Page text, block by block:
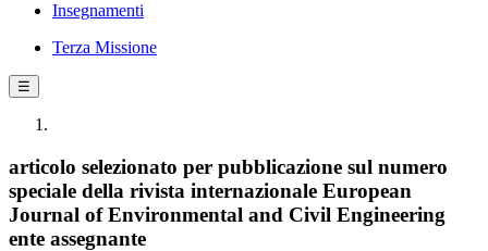
Insegnamenti
Terza Missione
☰
articolo selezionato per pubblicazione sul numero
speciale della rivista internazionale European
Journal of Environmental and Civil Engineering
ente assegnante